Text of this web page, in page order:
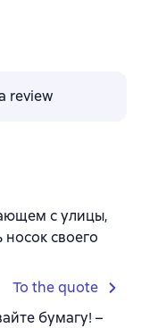
review
с улицы,
носок своего
To the quote
бумагу! –